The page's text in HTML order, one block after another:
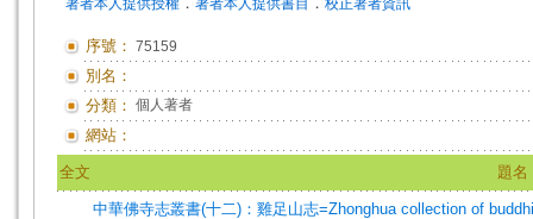
著者本人提供授權 著者本人提供書目 校正著者資訊
序號： 75159
別名：
分類： 個人著者
網站：
全文 題名
中華佛寺志叢書(十二)：雞足山志=Zhonghua collection of